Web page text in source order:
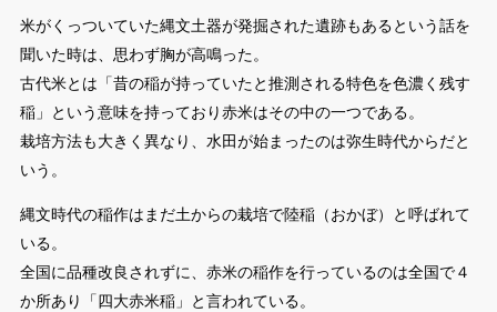
米がくっついていた縄文土器が発掘された遺跡もあるという話を
聞いた時は、思わず胸が高鳴った。
古代米とは「昔の稲が持っていたと推測される特色を色濃く残す
稲」という意味を持っており赤米はその中の一つである。
栽培方法も大きく異なり、水田が始まったのは弥生時代からだと
いう。
縄文時代の稲作はまだ土からの栽培で陸稲（おかぼ）と呼ばれて
いる。
全国に品種改良されずに、赤米の稲作を行っているのは全国で４
か所あり「四大赤米稲」と言われている。